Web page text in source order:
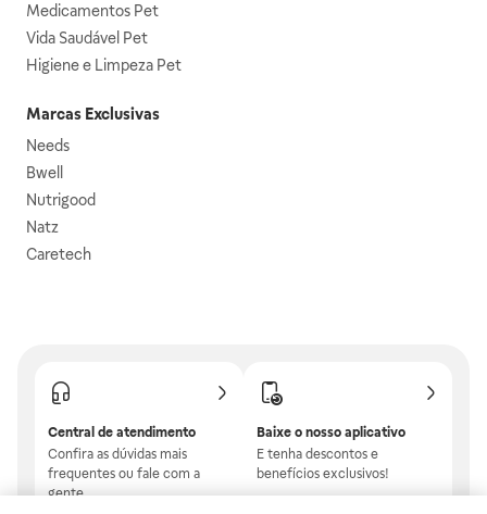
Medicamentos Pet
Vida Saudável Pet
Higiene e Limpeza Pet
Marcas Exclusivas
Needs
Bwell
Nutrigood
Natz
Caretech
Central de atendimento
Confira as dúvidas mais
frequentes ou fale com a
gente.
Baixe o nosso aplicativo
E tenha descontos e
benefícios exclusivos!